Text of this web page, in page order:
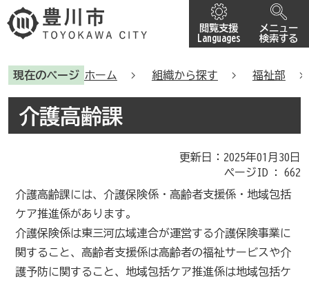
閲覧支援
Languages
メニュー
検索する
現在のページ ホーム 組織から探す 福祉部
介護高齢課
更新日：2025年01月30日
ページID :662
介護高齢課には、介護保険係・高齢者支援係・地域包括
ケア推進係があります。
介護保険係は東三河広域連合が運営する介護保険事業に
関すること、高齢者支援係は高齢者の福祉サービスや介
護予防に関すること、地域包括ケア推進係は地域包括ケ